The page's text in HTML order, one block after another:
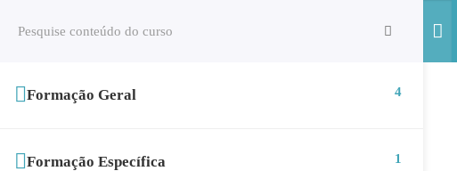
Formação Geral 4
Formação Específica 1